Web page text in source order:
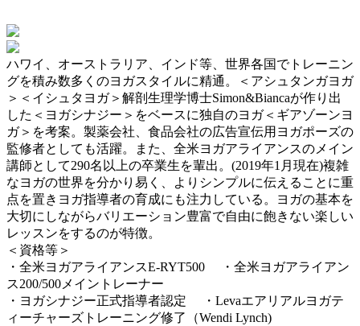
ハワイ、オーストラリア、インド等、世界各国でトレーニン
グを積み数多くのヨガスタイルに精通。＜アシュタンガヨガ
＞＜イシュタヨガ＞解剖生理学博士Simon&Biancaが作り出
した＜ヨガシナジー＞をベースに独自のヨガ＜ギアゾーンヨ
ガ＞を考案。製薬会社、食品会社の広告宣伝用ヨガポーズの
監修者としても活躍。また、全米ヨガアライアンスのメイン
講師として290名以上の卒業生を輩出。(2019年1月現在)複雑
なヨガの世界を分かり易く、よりシンプルに伝えることに重
点を置きヨガ指導者の育成にも注力している。ヨガの基本を
大切にしながらバリエーション豊富で自由に飽きない楽しい
レッスンをするのが特徴。
＜資格等＞
・全米ヨガアライアンスE-RYT500 ・全米ヨガアライアン
ス200/500メイントレーナー
・ヨガシナジー正式指導者認定 ・Levaエアリアルヨガテ
ィーチャーズトレーニング修了（Wendi Lynch)